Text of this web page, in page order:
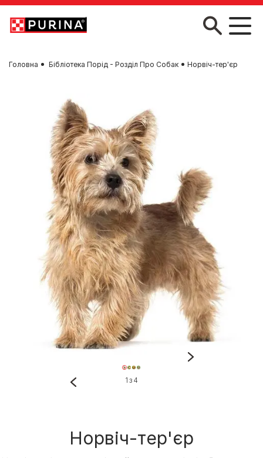
Skip to main content
Головна Бібліотека Порід - Розділ Про Собак Норвіч-тер'єр
Норвіч-тер'єр
1 з 4